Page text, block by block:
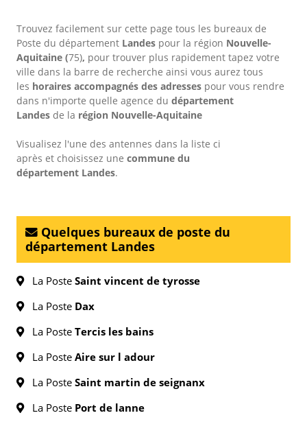
Trouvez facilement sur cette page tous les bureaux de
Poste du département Landes pour la région Nouvelle-
Aquitaine (75), pour trouver plus rapidement tapez votre
ville dans la barre de recherche ainsi vous aurez tous
les horaires accompagnés des adresses pour vous rendre
dans n'importe quelle agence du département
Landes de la région Nouvelle-Aquitaine
Visualisez l'une des antennes dans la liste ci
après et choisissez une commune du
département Landes.
Quelques bureaux de poste du
département Landes
La Poste Saint vincent de tyrosse
La Poste Dax
La Poste Tercis les bains
La Poste Aire sur l adour
La Poste Saint martin de seignanx
La Poste Port de lanne